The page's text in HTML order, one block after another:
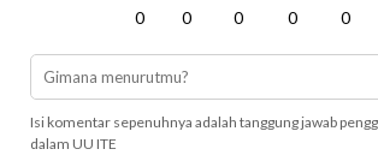
0 0 0 0 0
Isi komentar sepenuhnya adalah tanggung jawab
dalam UU ITE